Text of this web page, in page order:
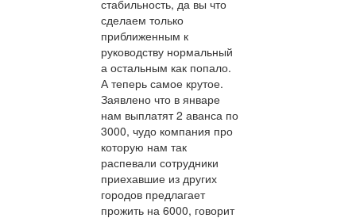
стабильность, да вы что
сделаем только
приближенным к
руководству нормальный
а остальным как попало.
А теперь самое крутое.
Заявлено что в январе
нам выплатят 2 аванса по
3000, чудо компания про
которую нам так
распевали сотрудники
приехавшие из других
городов предлагает
прожить на 6000, говорит